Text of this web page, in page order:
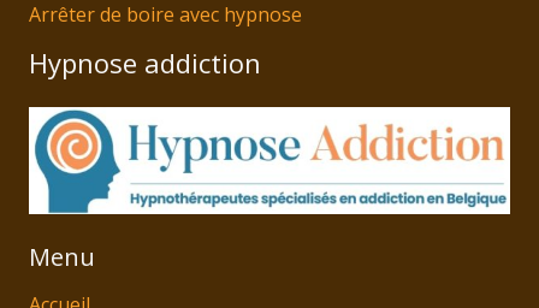
Arrêter de boire avec hypnose
Hypnose addiction
Menu